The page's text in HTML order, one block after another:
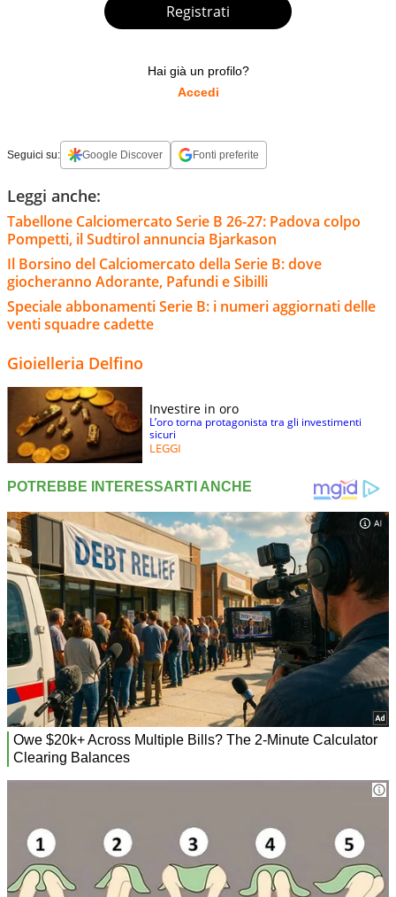
Registrati
Hai già un profilo?
Accedi
Seguici su: Google Discover Fonti preferite
Leggi anche:
Tabellone Calciomercato Serie B 26-27: Padova colpo
Pompetti, il Sudtirol annuncia Bjarkason
Il Borsino del Calciomercato della Serie B: dove
giocheranno Adorante, Pafundi e Sibilli
Speciale abbonamenti Serie B: i numeri aggiornati delle
venti squadre cadette
Gioielleria Delfino
Investire in oro
L’oro torna protagonista tra gli investimenti
sicuri
LEGGI